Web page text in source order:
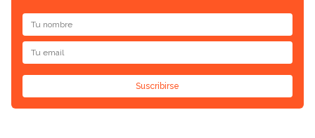
Suscribirse